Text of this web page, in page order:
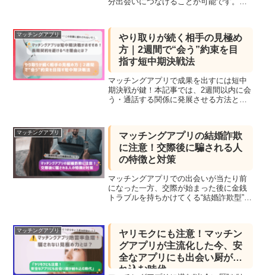
やプロフィール文の書き方など、初心者
にも役立つテクニックを紹介します。
マッチングアプリ
やり取りが続く相手の見極め
方｜2週間で“会う”約束を目
指す短中期決戦法
マッチングアプリで成果を出すには短中
期決戦が鍵！本記事では、2週間以内に会
う・通話する関係に発展させる方法と、3
疲れた方必見です。
マッチングアプリ
マッチングアプリの結婚詐欺
に注意！交際後に騙される人
の特徴と対策
マッチングアプリでの出会いが当たり前
になった一方、交際が始まった後に金銭
トラブルを持ちかけてくる“結婚詐欺型”の
めのサイン、実例を交えてわかりやすく
解説。安心して恋愛するために、警戒心
を忘れないための心構えをお届けしま
す。
マッチングアプリ
ヤリモクにも注意！マッチン
グアプリが主流化した今、安
全なアプリにも出会い厨が紛
れ込む時代